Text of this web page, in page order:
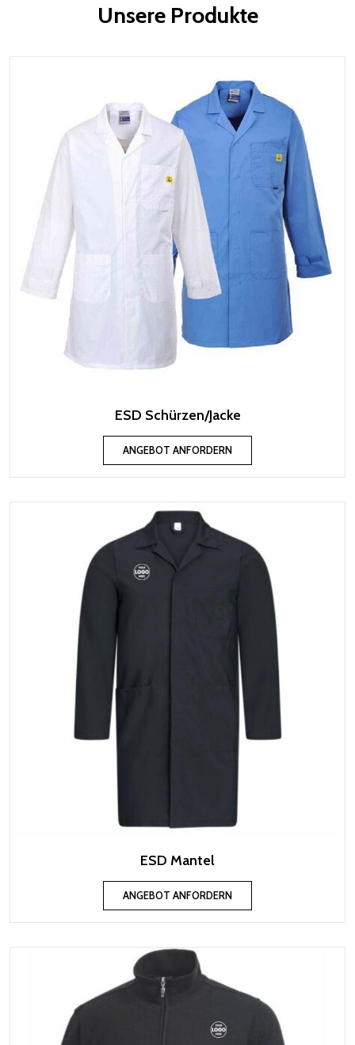
Unsere Produkte
ESD Schürzen/Jacke
ANGEBOT ANFORDERN
ESD Mantel
ANGEBOT ANFORDERN